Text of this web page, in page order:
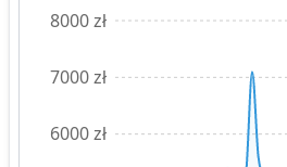
6000 zł
7000 zł
8000 zł